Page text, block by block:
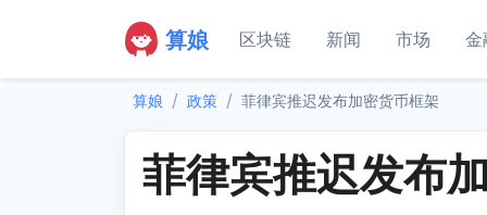
算娘 区块链 新闻 市场 金
算娘 政策 菲律宾推迟发布加密货币框架
菲律宾推迟发布